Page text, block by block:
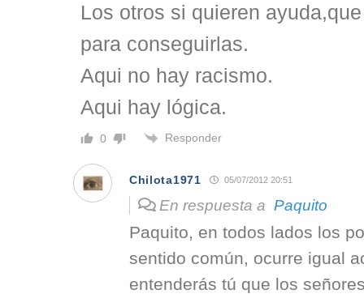
Los otros si quieren
para conseguirlas.
Aqui no hay racismo.
Aqui hay lógica.
0 Responder
Chilota1971 05/07/2012 20:51
En respuesta a Paquito
Paquito, en todos lados los
sentido común, ocurre igual
entenderás tú que los